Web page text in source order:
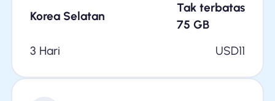
Korea Selatan
Tak terbatas
75 GB
3 Hari
USD11